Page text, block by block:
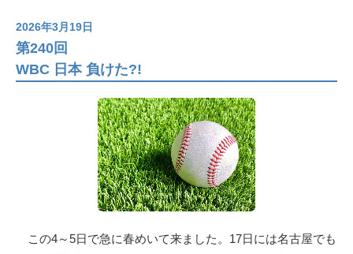
2026年3月19日
第240回
WBC 日本 負けた?!
この4～5日で急に春めいて来ました。17日には名古屋でも